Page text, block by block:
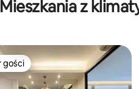
Mieszkania z
z kategorii Wybór gości
gości